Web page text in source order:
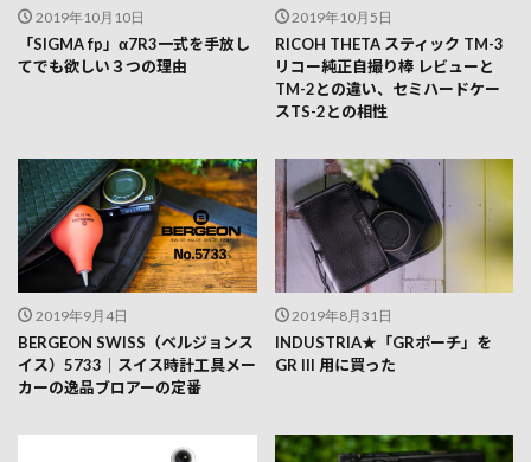
2019年10月10日
「SIGMA fp」α7R3一式を手放し
てでも欲しい３つの理由
2019年10月5日
RICOH THETA スティック TM-3
リコー純正自撮り棒 レビューと
TM-2との違い、セミハードケー
スTS-2との相性
2019年9月4日
BERGEON SWISS（ベルジョンス
イス）5733｜スイス時計工具メー
カーの逸品ブロアーの定番
2019年8月31日
INDUSTRIA★「GRポーチ」を
GR III 用に買った